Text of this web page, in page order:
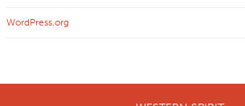
WordPress.org